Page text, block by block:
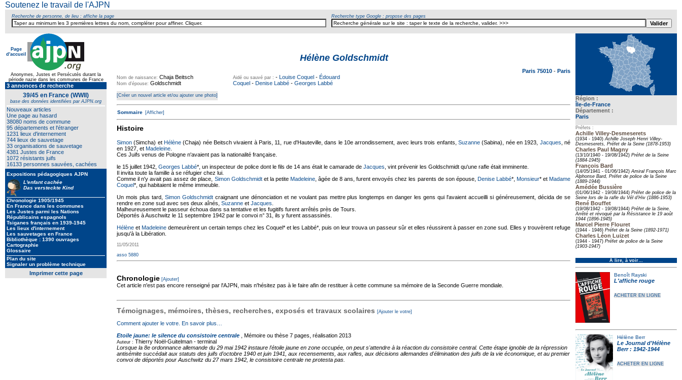
Soutenez le travail de l'AJPN
Recherche de personne, de lieu : affiche la page Recherche type Google : propose des pages
Page
d'accueil
Anonymes, Justes et Persécutés durant la
période nazie dans les communes de France
3 annonces de recherche
39/45 en France (WWII)
base des données identifiées par AJPN.org
Nouveaux articles
Une page au hasard
38080 noms de commune
95 départements et l'étranger
1231 lieux d'internement
744 lieux de sauvetage
33 organisations de sauvetage
4381 Justes de France
1072 résistants juifs
16133 personnes sauvées, cachées
Expositions pédagogiques AJPN
L'enfant cachée
Das versteckte Kind
Chronologie 1905/1945
En France dans les communes
Les Justes parmi les Nations
Républicains espagnols
Tsiganes français en 1939-1945
Les lieux d'internement
Les sauvetages en France
Bibliothèque : 1390 ouvrages
Cartographie
Glossaire
Plan du site
Signaler un problème technique
Imprimer cette page
Région :
Île-de-France
Département :
Paris
Préfets :
Achille Villey-Desmeserets
(1934 - 1940)Achille Joseph Henri Villey-
Desmeserets, Préfet de la Seine (1878-1953)
Charles Paul Magny
(13/10/1940 - 19/08/1942) Préfet de la Seine
(1884-1945)
François Bard
(14/05/1941 - 01/06/1942)Amiral François Marc
Alphonse Bard, Préfet de police de la Seine
(1889-1944)
Amédée Bussière
(01/06/1942 - 19/08/1944) Préfet de police de la
Seine lors de la rafle du Vél d’Hiv (1886-1953)
René Bouffet
(19/08/1942 - 19/08/1944) Préfet de la Seine.
Arrêté et révoqué par la Résistance le 19 août
1944 (1896-1945)
Marcel Pierre Flouret
(1944 - 1946) Préfet de la Seine (1892-1971)
Charles Léon Luizet
(1944 - 1947) Préfet de police de la Seine
(1903-1947)
À lire, à voir…
Benoît Rayski
L'affiche rouge
ACHETER EN LIGNE
Hélène Berr
Le Journal d'Hélène
Berr : 1942-1944
ACHETER EN LIGNE
Hélène Goldschmidt
Paris 75010 - Paris
Nom de naissance: Chaja Beitsch
Nom d'épouse: Goldschmidt
Aidé ou sauvé par : - Louise Coquel - Édouard
Coquel - Denise Labbé - Georges Labbé
[Créer un nouvel article et/ou ajouter une photo]
Sommaire [Afficher]
Histoire
Simon (Simcha) et Hélène (Chaja) née Beitsch vivaient à Paris, 11, rue d'Hauteville, dans le 10e arrondissement, avec leurs trois enfants, Suzanne (Sabina), née en 1923, Jacques , né
en 1927, et Madeleine
Ces Juifs venus de Pologne n'avaient pas la nationalité française.
le 15 juillet 1942, Georges Labbé*, un inspecteur de police dont le fils de 14 ans était le camarade de Jacques , vint prévenir les Goldschmidt qu'une rafle était imminente.
Il invita toute la famille à se réfugier chez lui.
Comme il n'y avait pas assez de place, Simon Goldschmidtet la petite Madeleine, âgée de 8 ans, furent envoyés chez les parents de son épouse, Denise Labbé*, Monsieur* etMadame
Coquel*, qui habitaient le même immeuble.
Un mois plus tard, Simon Goldschmidtcraignant une dénonciation et ne voulant pas mettre plus longtemps en danger les gens qui l'avaient accueilli si généreusement, décida de se
rendre en zone sud avec ses deux aînés, Suzanne et Jacques
Malheureusement le passeur échoua dans sa tentative et les fugitifs furent arrêtés près de Tours.
Déportés à Auschwitz le 11 septembre 1942 par le convoi n° 31, ils y furent assassinés.
Hélène et Madeleine demeurèrent un certain temps chez les Coquel* et les Labbé*, puis on leur trouva un passeur sûr et elles réussirent à passer en zone sud. Elles y trouvèrent refuge
jusqu'à la Libération.
11/05/2011
asso 5880
Chronologie [Ajouter]
Cet article n'est pas encore renseigné par l'AJPN, mais n'hésitez pas à le faire afin de restituer à cette commune sa mémoire de la Seconde Guerre mondiale.
Témoignages, mémoires, thèses, recherches, exposés et travaux scolaires [Ajouter le votre]
Comment ajouter le votre. En savoir plus…
Etoile jaune: le silence du consistoire centrale , Mémoire ou thèse 7 pages, réalisation 2013
Auteur : Thierry Noël-Guitelman - terminal
Lorsque la 8e ordonnance allemande du 29 mai 1942 instaure l'étoile jaune en zone occupée, on peut s'attendre à la réaction du consistoire central. Cette étape ignoble de la répression
antisémite succédait aux statuts des juifs d'octobre 1940 et juin 1941, aux recensements, aux rafles, aux décisions allemandes d'élimination des juifs de la vie économique, et au premier
convoi de déportés pour Auschwitz du 27 mars 1942, le consistoire centrale ne protesta pas.